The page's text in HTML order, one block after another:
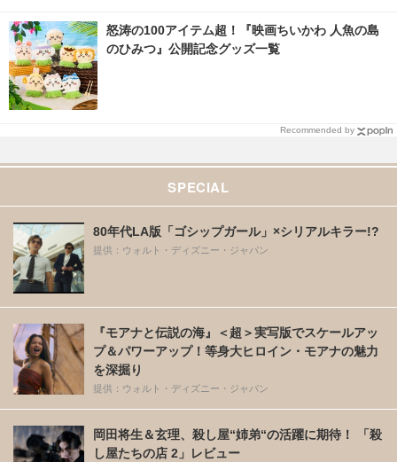
怒涛の100アイテム超！『映画ちいかわ 人魚の島
のひみつ』公開記念グッズ一覧
Recommended by
SPECIAL
80年代LA版「ゴシップガール」×シリアルキラー!?
提供：ウォルト・ディズニー・ジャパン
『モアナと伝説の海』＜超＞実写版でスケールアッ
プ＆パワーアップ！等身大ヒロイン・モアナの魅力
を深掘り
提供：ウォルト・ディズニー・ジャパン
岡田将生＆玄理、殺し屋“姉弟“の活躍に期待！ 「殺
し屋たちの店 2」レビュー